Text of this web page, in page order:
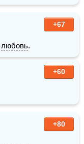
+67
любовь.
+60
+80